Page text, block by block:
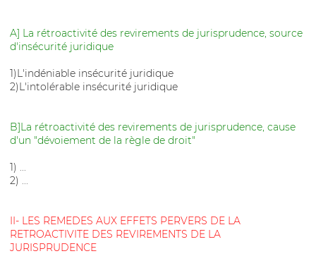
A] La rétroactivité des revirements de jurisprudence, source
d'insécurité juridique
1)L'indéniable insécurité juridique
2)L'intolérable insécurité juridique
B]La rétroactivité des revirements de jurisprudence, cause
d'un "dévoiement de la règle de droit"
1) ...
2) ...
II- LES REMEDES AUX EFFETS PERVERS DE LA
RETROACTIVITE DES REVIREMENTS DE LA
JURISPRUDENCE